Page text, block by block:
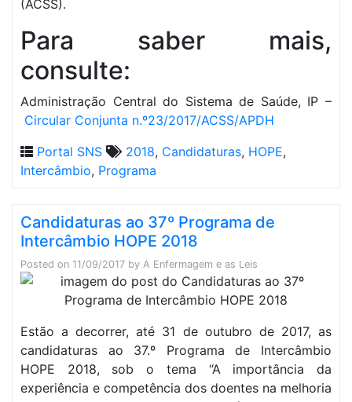
(ACSS).
Para saber mais,
consulte:
Administração Central do Sistema de Saúde, IP –
Circular Conjunta n.º23/2017/ACSS/APDH
Portal SNS
2018, Candidaturas, HOPE,
Intercâmbio, Programa
Candidaturas ao 37º Programa de
Intercâmbio HOPE 2018
Posted on 11/09/2017 by A Enfermagem e as Leis
Estão a decorrer, até 31 de outubro de 2017, as
candidaturas ao 37.º Programa de Intercâmbio
HOPE 2018, sob o tema “A importância da
experiência e competência dos doentes na melhoria